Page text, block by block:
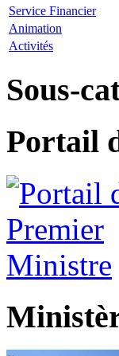
Service Financier
Animation
Activités
Sous-
Portail